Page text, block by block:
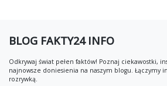
BLOG FAKTY24 INFO
Odkrywaj świat pełen faktów! Poznaj ciekawostki,
najnowsze doniesienia na naszym blogu. Łączymy
rozrywką.